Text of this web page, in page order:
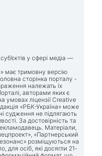
у сфері медіа —
має тримовну версію
сторінка порталу -
належать їх
авторами яких є
умовах ліцензії Creative
«РБК-Україна» може
судження не підлягають
За достовірність та
Матеріали,
«Партнерський
розміщуються на
для осіб, які досягли 21-